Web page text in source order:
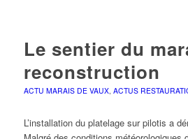
Le sentier du
reconstruction
ACTU MARAIS DE VAUX, ACTUS
L’installation du platelage sur pilotis a